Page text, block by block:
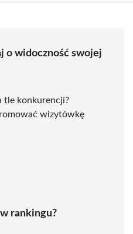
o widoczność swojej
tle konkurencji?
wizytówkę
rankingu?